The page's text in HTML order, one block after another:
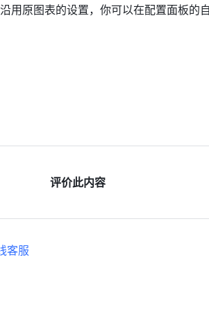
用原图表的设置，你可以在配置面板的
评价此内容
客服